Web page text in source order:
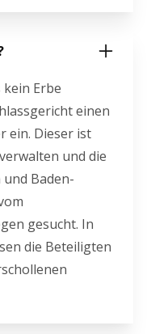
Erbe
einen
ein. Dieser ist
und die
Baden-
gesucht. In
die Beteiligten